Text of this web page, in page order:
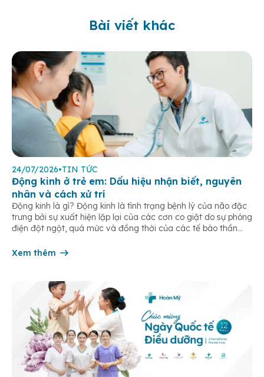
Bài viết khác
24/07/2026•TIN TỨC
Động kinh ở trẻ em: Dấu hiệu nhận biết, nguyên
nhân và cách xử trí
Động kinh là gì? Động kinh là tình trạng bệnh lý của não đặc
trưng bởi sự xuất hiện lặp lại của các cơn co giật do sự phóng
điện đột ngột, quá mức và đồng thời của các tế bào thần
Xem thêm